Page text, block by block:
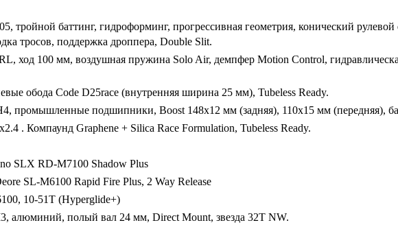
тройной баттинг, гидроформинг, прогрессивная геометрия, конический
тросов, поддержка дроппера, Double Slit.
ход 100 мм, воздушная пружина Solo Air, демпфер Motion Control,
обода Code D25race (внутренняя ширина 25 мм), Tubeless Ready.
промышленные подшипники, Boost 148x12 мм (задняя), 110x15 мм (передняя),
. Компаунд Graphene + Silica Race Formulation, Tubeless Ready.
SLX RD-M7100 Shadow Plus
SL-M6100 Rapid Fire Plus, 2 Way Release
10-51T (Hyperglide+)
алюминий, полый вал 24 мм, Direct Mount, звезда 32T NW.